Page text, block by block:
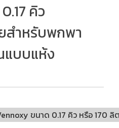
คิว
สําหรับพกพา
แบบแห้ง
ขนาด 0.17 คิว หรือ 170 ลิ